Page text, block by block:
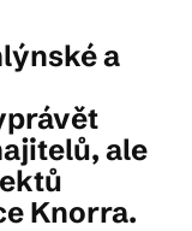
a
ale
Knorra.